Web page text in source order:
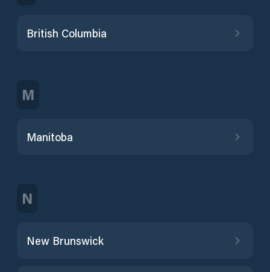
British Columbia
M
Manitoba
N
New Brunswick